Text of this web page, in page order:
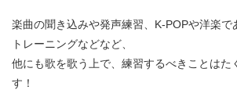
楽曲の聞き込みや発声練習、K-POPや洋楽で
トレーニングなどなど、
他にも歌を歌う上で、練習するべきことはた
す！